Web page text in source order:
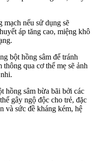
nếu sử dụng sẽ
áp tăng cao, miệng khô
bột hồng sâm để tránh
qua cơ thể mẹ sẽ ảnh
hồng sâm bừa bãi bởi các
gây ngộ độc cho trẻ, đặc
và sức đề kháng kém, hệ